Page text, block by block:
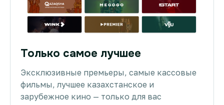
Только самое лучшее
Эксклюзивные премьеры, самые кассовые
фильмы, лучшее казахстанское и
зарубежное кино — только для вас